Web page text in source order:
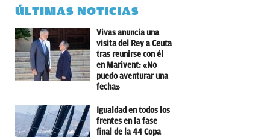
ÚLTIMAS NOTICIAS
Vivas anuncia una
visita del Rey a Ceuta
tras reunirse con él
en Marivent: «No
puedo aventurar una
fecha»
Igualdad en todos los
frentes en la fase
final de la 44 Copa